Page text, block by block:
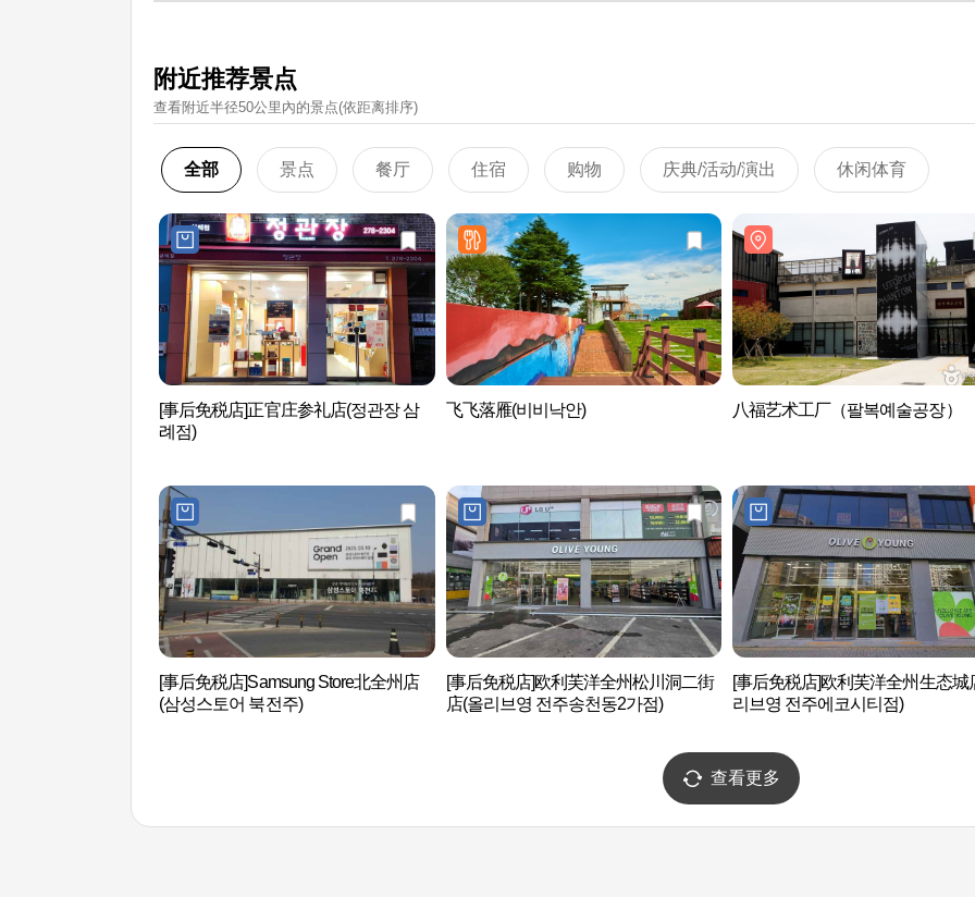
附近推荐景点
查看附近半径50公里內的景点(依距离排序)
全部 景点 餐厅 住宿 购物 庆典/活动/演出 休闲体育
[事后免税店]正官庄参礼店(정관장 삼
례점)
飞飞落雁(비비낙안) 八福艺术工厂（팔복예술공장）
[事后免税店]Samsung Store北全州店
(삼성스토어 북전주)
[事后免税店]欧利芙洋全州松川洞二街
店(올리브영 전주송천동2가점)
[事后免税店]欧利芙洋全州生态城
리브영 전주에코시티점)
查看更多